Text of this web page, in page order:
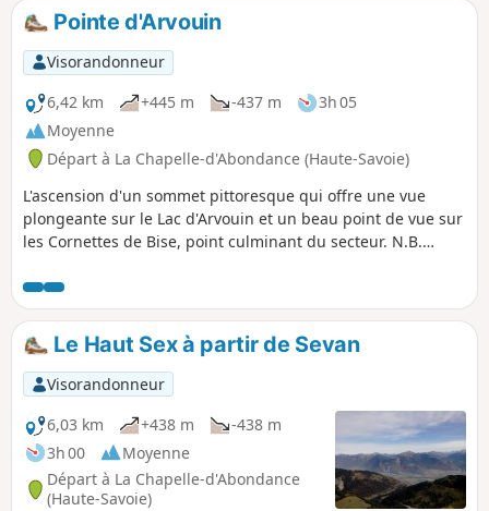
Pointe d'Arvouin
Visorandonneur
6,42 km
+445 m -437 m
3h 05
Moyenne
Départ à La Chapelle-d'Abondance (Haute-Savoie)
L'ascension d'un sommet pittoresque qui offre une vue
plongeante sur le Lac d'Arvouin et un beau point de vue sur
les Cornettes de Bise, point culminant du secteur. N.B.
recommandations dans les informations pratiques.
Le Haut Sex à partir de Sevan
Visorandonneur
6,03 km
+438 m
-438 m
3h 00
Moyenne
Départ à La Chapelle-d'Abondance
(Haute-Savoie)